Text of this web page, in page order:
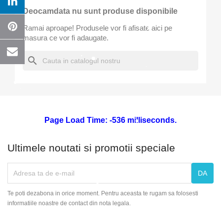
Deocamdata nu sunt produse disponibile
Ramai aproape! Produsele vor fi afisate aici pe
masura ce vor fi adaugate.
search
Page Load Time: -536 milliseconds.
Ultimele noutati si promotii speciale
Te poti dezabona in orice moment. Pentru aceasta te rugam sa folosesti
informatiile noastre de contact din nota legala.
Numele listei de dorinte
Anuleaza Creeaza o lista de dorinte